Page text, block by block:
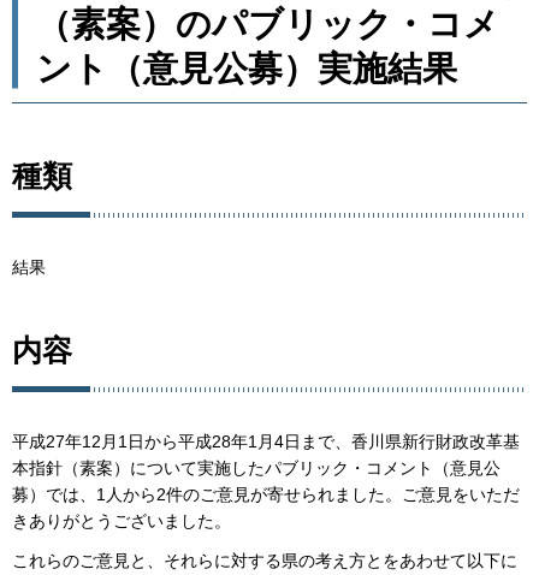
（素案）のパブリック・コメ
ント（意見公募）実施結果
種類
結果
内容
平成27年12月1日から平成28年1月4日まで、香川県新行財政改革基
本指針（素案）について実施したパブリック・コメント（意見公
募）では、1人から2件のご意見が寄せられました。ご意見をいただ
きありがとうございました。
これらのご意見と、それらに対する県の考え方とをあわせて以下に